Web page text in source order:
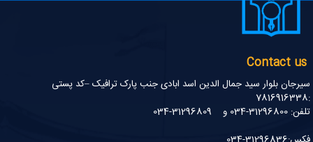
Contact us
سیرجان بلوار سید جمال الدین اسد ابادی جنب پارک ترافیک –کد پستی
:7816916338
تلفن: 31296800-034 و 31296809-034